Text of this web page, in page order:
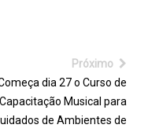
Próximo
dia 27 o Curso de
Capacitação Musical para
de Ambientes de